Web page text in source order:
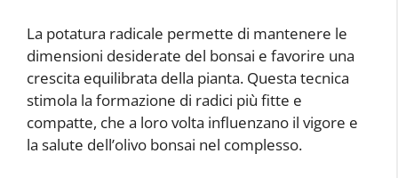
La potatura radicale permette di mantenere le
dimensioni desiderate del bonsai e favorire una
crescita equilibrata della pianta. Questa tecnica
stimola la formazione di radici più fitte e
compatte, che a loro volta influenzano il vigore e
la salute dell’olivo bonsai nel complesso.